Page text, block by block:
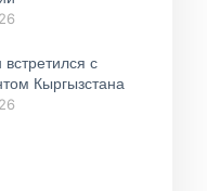
с
Кыргызстана